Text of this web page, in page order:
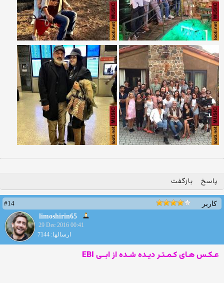
پاسخ بازگفت
کاربر
#14
limoshirin65
29 Dec 2016 00:41
ارسالها: 7144
عـکـس هـای کـمـتـر دیـده شـده از ابــی EBI